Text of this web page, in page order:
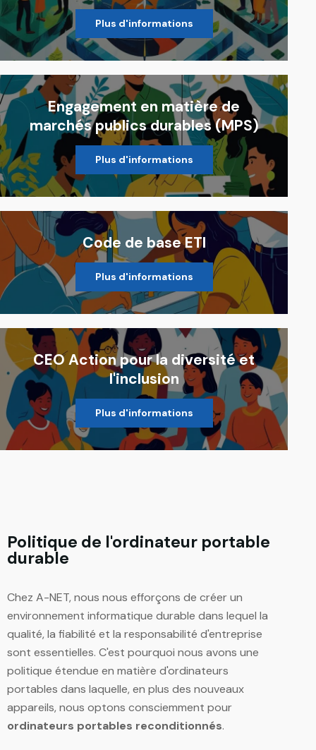
Plus d'informations
Engagement en matière de
marchés publics durables (MPS)
Plus d'informations
Code de base ETI
Plus d'informations
CEO Action pour la diversité et
l'inclusion
Plus d'informations
Politique de l'ordinateur portable
durable
Chez A-NET, nous nous efforçons de créer un
environnement informatique durable dans lequel la
qualité, la fiabilité et la responsabilité d'entreprise
sont essentielles. C'est pourquoi nous avons une
politique étendue en matière d'ordinateurs
portables dans laquelle, en plus des nouveaux
appareils, nous optons consciemment pour
ordinateurs portables reconditionnés.